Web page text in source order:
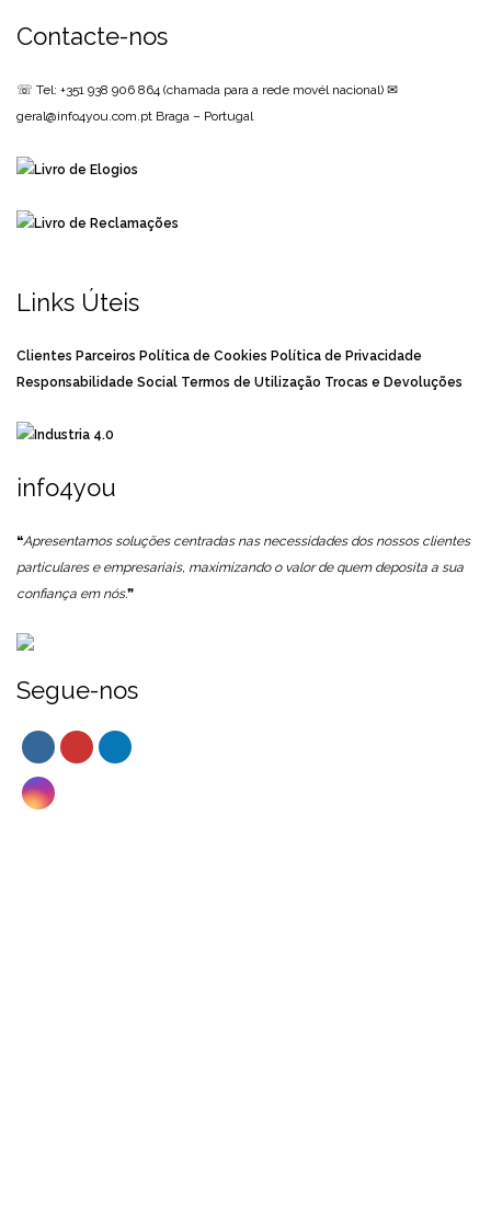
Contacte-nos
☏ Tel: +351 938 906 864 (chamada para a rede movél nacional) ✉
geral@info4you.com.pt Braga – Portugal
Links Úteis
Clientes Parceiros Política de Cookies Política de Privacidade
Responsabilidade Social Termos de Utilização Trocas e Devoluções
info4you
❝Apresentamos soluções centradas nas necessidades dos nossos clientes
particulares e empresariais, maximizando o valor de quem deposita a sua
confiança em nós.❞
Segue-nos